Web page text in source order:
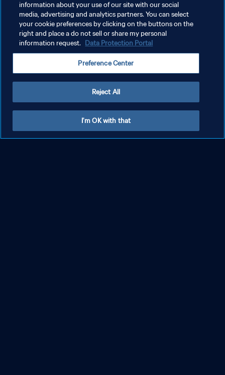
information about your use of our site with our social
media, advertising and analytics partners. You can select
your cookie preferences by clicking on the buttons on the
right and place a do not sell or share my personal
information request. Data Protection Portal
Preference Center
Reject All
I'm OK with that